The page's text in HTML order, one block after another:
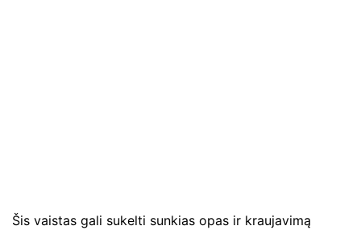
Šis vaistas gali sukelti sunkias opas ir kraujavimą